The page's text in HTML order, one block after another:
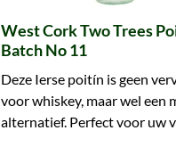
West Cork Two Trees
Batch No 11
Deze Ierse poitín is geen
voor whiskey, maar wel een
alternatief. Perfect voor uw